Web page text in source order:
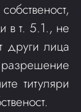
в т. 5.1., не
други лица
титуляри